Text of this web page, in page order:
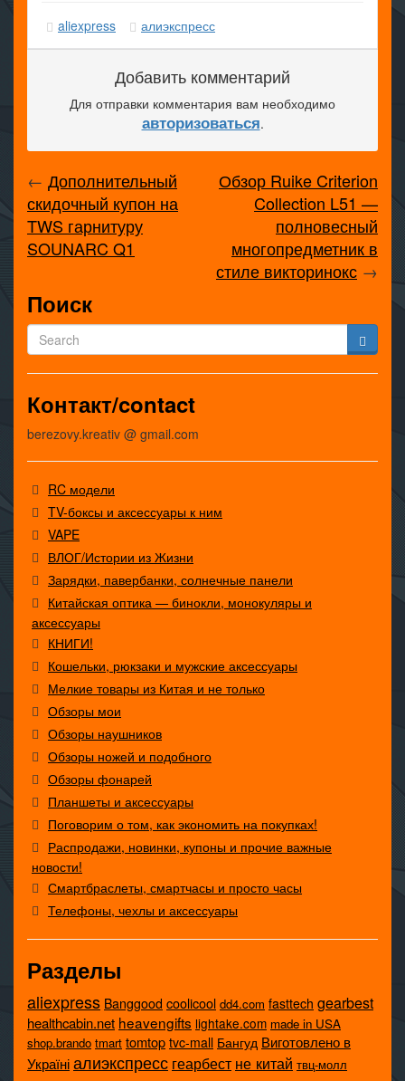
aliexpress алиэкспресс
Добавить комментарий
Для отправки комментария вам необходимо
авторизоваться.
← Дополнительный
скидочный купон на
TWS гарнитуру
SOUNARC Q1
Обзор Ruike Criterion
Collection L51 —
полновесный
многопредметник в
стиле викторинокс →
Поиск
Контакт/contact
berezovy.kreativ @ gmail.com
RC модели
TV-боксы и аксессуары к ним
VAPE
ВЛОГ/Истории из Жизни
Зарядки, павербанки, солнечные панели
Китайская оптика — бинокли, монокуляры и
аксессуары
КНИГИ!
Кошельки, рюкзаки и мужские аксессуары
Мелкие товары из Китая и не только
Обзоры мои
Обзоры наушников
Обзоры ножей и подобного
Обзоры фонарей
Планшеты и аксессуары
Поговорим о том, как экономить на покупках!
Распродажи, новинки, купоны и прочие важные
новости!
Смартбраслеты, смартчасы и просто часы
Телефоны, чехлы и аксессуары
Разделы
aliexpress Banggood coolicool dd4.com fasttech gearbest
healthcabin.net heavengifts lightake.com made in USA
shop.brando tmart tomtop tvc-mall Бангуд Виготовлено в
Україніалиэкспресс геарбест не китай твц-молл